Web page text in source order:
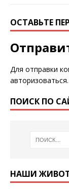
ОСТАВЬТЕ
Для отправки
авторизоваться.
ПОИСК ПО
НАШИ